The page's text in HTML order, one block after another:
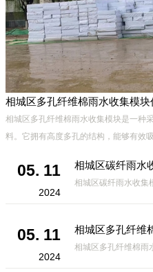
相城区多孔纤维棉雨水收集模块是一种
料。它拥有高度多孔的结构，能够有效
05. 11
2024
相城区碳纤雨水
05. 11
2024